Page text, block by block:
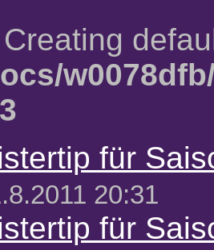
für
20:31
für